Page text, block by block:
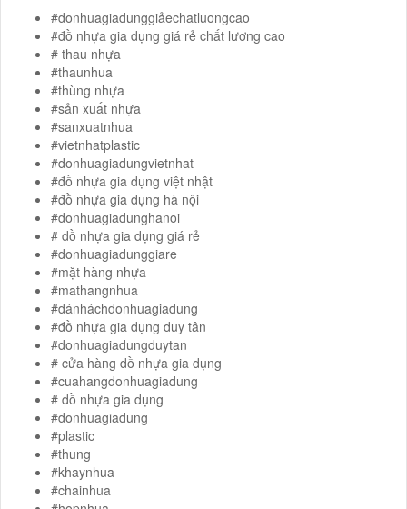
#donhuagiadunggiảechatluongcao
#đồ nhựa gia dụng giá rẻ chất lương cao
# thau nhựa
#thaunhua
#thùng nhựa
#sản xuất nhựa
#sanxuatnhua
#vietnhatplastic
#donhuagiadungvietnhat
#đồ nhựa gia dụng việt nhật
#đồ nhựa gia dụng hà nội
#donhuagiadunghanoi
# dồ nhựa gia dụng giá rẻ
#donhuagiadunggiare
#mặt hàng nhựa
#mathangnhua
#dánháchdonhuagiadung
#đồ nhựa gia dụng duy tân
#donhuagiadungduytan
# cửa hàng dồ nhựa gia dụng
#cuahangdonhuagiadung
# dồ nhựa gia dụng
#donhuagiadung
#plastic
#thung
#khaynhua
#chainhua